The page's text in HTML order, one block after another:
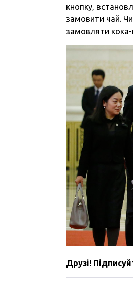
кнопку,
замовити чай.
замовляти кока-
Друзі!